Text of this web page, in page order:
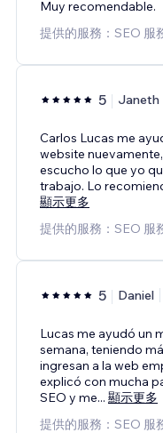
Muy recomendable.
提供的服務：SEO 服
5 Janeth
Carlos Lucas me
website
escucho lo que yo
trabajo. Lo
顯示更多
提供的服務：SEO 服
5 Daniel
Lucas me ayudó un
semana, teniendo
ingresan a la web
explicó con mucha
SEO y me... 顯示更多
提供的服務：SEO 服